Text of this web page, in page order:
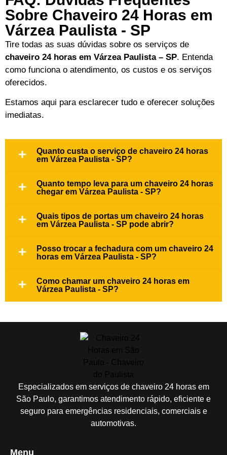
Sobre Chaveiro 24 Horas em
Várzea Paulista - SP
Tire todas as suas dúvidas sobre os serviços de
chaveiro 24 horas em Várzea Paulista – SP. Entenda
como funciona o atendimento, os custos e os serviços
oferecidos.
Estamos aqui para esclarecer tudo e oferecer soluções
imediatas.
Quanto custa o serviço de chaveiro 24 horas
em Várzea Paulista - SP?
Quanto tempo leva para um chaveiro 24 horas
chegar em Várzea Paulista - SP?
Quais tipos de portas um chaveiro 24 horas
em Várzea Paulista - SP pode abrir?
Posso trocar a fechadura com um chaveiro 24
horas em Várzea Paulista - SP?
Como chamar um chaveiro 24 horas em
Várzea Paulista - SP?
Especializados em serviços de chaveiro 24 horas em
São Paulo, garantimos atendimento rápido, eficiente e
seguro para emergências residenciais, comerciais e
automotivas.
Menu